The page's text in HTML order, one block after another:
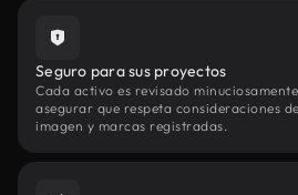
Seguro para sus proyectos
Cada activo es revisado
asegurar que respeta consideraciones
imagen y marcas registradas.